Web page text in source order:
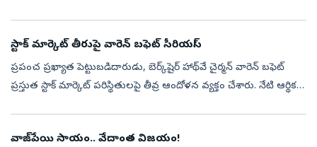
స్టాక్ మార్కెట్ తీరుపై వారెన్ బఫెట్ సీరియస్!
ప్రపంచ ప్రఖ్యాత పెట్టుబడిదారుడు, బెర్క్‌షైర్ హాథ్‌వే చైర్మన్ వారెన్ బఫెట్
ప్రస్తుత స్టాక్ మార్కెట్ పరిస్థితులపై తీవ్ర ఆందోళన వ్యక్తం చేశారు. నేటి ఆర్థిక
వాజ్‌పేయి సాయం.. వేదాంత విజయం!